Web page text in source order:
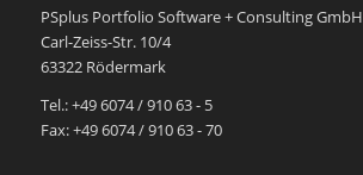
PSplus Portfolio Software + Consulting GmbH
Carl-Zeiss-Str. 10/4
63322 Rödermark
Tel.: +49 6074 / 910 63 - 5
Fax: +49 6074 / 910 63 - 70